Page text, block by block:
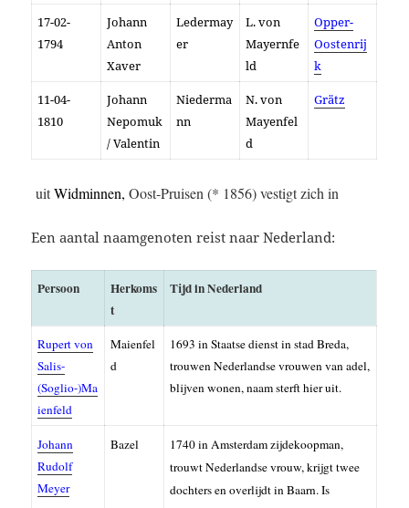
17-02-
1794
Johann
Anton
Xaver
Ledermay
er
L. von
Mayernfe
ld
Opper-
Oostenrij
k
11-04-
1810
Johann
Nepomuk
/ Valentin
Niederma
nn
N. von
Mayenfel
d
Grätz
uitWidminnen,Oost-Pruisen (* 1856) vestigt zich in
Een aantal naamgenoten reist naar Nederland:
Persoon
Herkoms
t
Tijd in Nederland
Rupert von
Salis-
(Soglio-)Ma
ienfeld
Maienfel
d
1693 in Staatse dienst in stad Breda,
trouwen Nederlandse vrouwen van adel,
blijven wonen, naam sterft hier uit.
Johann
Rudolf
Meyer
Bazel
1740 in Amsterdam zijdekoopman,
trouwt Nederlandse vrouw, krijgt twee
dochters en overlijdt in Baarn. Is